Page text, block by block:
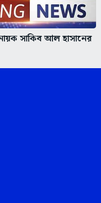
সাকিব আল হাসানের